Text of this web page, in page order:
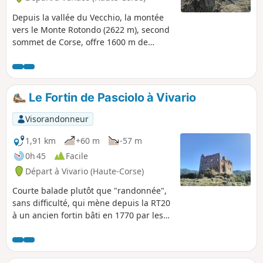
Depuis la vallée du Vecchio, la montée
vers le Monte Rotondo (2622 m), second
sommet de Corse, offre 1600 m de
sentier débute sous les pins laricio, puis
grimpe vers la Bocca Tribali (1590 m),
dévoilant crêtes et vallées. Au-delà, le
Lavu Bellebone, petit lac glaciaire niché
dans un cirque minéral, invite à une
pause contemplative. La suite est plus
raide, sur un terrain rocheux où le
souffle se fait court. Au sommet, la vue à
360° embrasse les golfes, les sommets
et l’âme sauvage de la Corse, avant le
retour vers la vallée.
Le Fortin de Pasciolo à Vivario
Visorandonneur
1,91 km
+60 m
-57 m
0h 45
Facile
Départ à Vivario (Haute-Corse)
Courte balade plutôt que "randonnée",
sans difficulté, qui mène depuis la RT20
à un ancien fortin bâti en 1770 par les
Gorges du Vecchio et le cirque de
montagnes qui l’entoure. Depuis le